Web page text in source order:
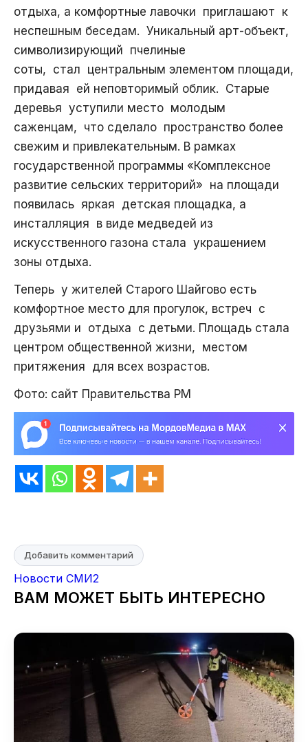
отдыха, а комфортные лавочки приглашают к
неспешным беседам. Уникальный арт-объект,
символизирующий пчелиные
соты, стал центральным элементом площади,
придавая ей неповторимый облик. Старые
деревья уступили место молодым
саженцам, что сделало пространство более
свежим и привлекательным. В рамках
государственной программы «Комплексное
развитие сельских территорий» на площади
появилась яркая детская площадка, а
инсталляция в виде медведей из
искусственного газона стала украшением
зоны отдыха.
Теперь у жителей Старого Шайгово есть
комфортное место для прогулок, встреч с
друзьями и отдыха с детьми. Площадь стала
центром общественной жизни, местом
притяжения для всех возрастов.
Фото: сайт Правительства РМ
Добавить комментарий
Новости СМИ2
ВАМ МОЖЕТ БЫТЬ ИНТЕРЕСНО